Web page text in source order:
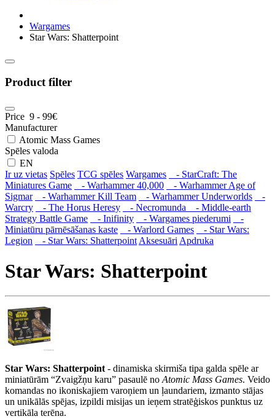
Wargames
Star Wars: Shatterpoint
Product filter
Price 9 - 99€
Manufacturer
Atomic Mass Games
Spēles valoda
EN
Ir uz vietas Spēles TCG spēles Wargames
- StarCraft: The
Miniatures Game
- Warhammer 40,000
- Warhammer Age of
Sigmar
- Warhammer Kill Team - Warhammer Underworlds
-
Warcry
- The Horus Heresy - Necromunda
- Middle-earth
Strategy Battle Game
- Inifinity - Wargames piederumi
-
Miniatūru pārnēsāšanas kaste
- Warlord Games
- Star Wars:
Legion
- Star Wars: ShatterpointAksesuāriApdruka
Star Wars: Shatterpoint
Star Wars: Shatterpoint - dinamiska skirmiša tipa galda spēle ar
miniatūrām “Zvaigžņu karu” pasaulē no Atomic Mass Games. Veido
komandas no ikoniskajiem varoņiem un ļaundariem, izmanto stājas
un unikālās spējas, izpildi misijas un ieņem stratēģiskos punktus uz
vertikāla terēna.